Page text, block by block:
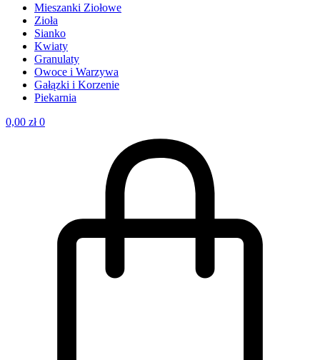
Mieszanki Ziołowe
Zioła
Sianko
Kwiaty
Granulaty
Owoce i Warzywa
Gałązki i Korzenie
Piekarnia
0,00 zł 0